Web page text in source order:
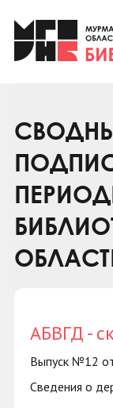
Клуб
Клуб
АБВГД -
Выпуск №12
Сведения о